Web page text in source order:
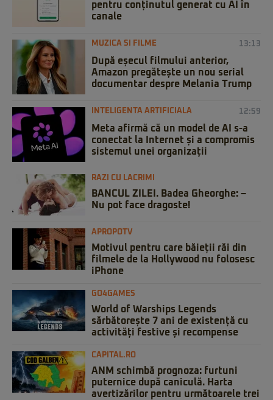
pentru conținutul generat cu AI în
canale
MUZICA SI FILME 13:13
După eșecul filmului anterior,
Amazon pregătește un nou serial
documentar despre Melania Trump
INTELIGENTA ARTIFICIALA 12:59
Meta afirmă că un model de AI s-a
conectat la Internet și a compromis
sistemul unei organizații
RAZI CU LACRIMI
BANCUL ZILEI. Badea Gheorghe: –
Nu pot face dragoste!
APROPOTV
Motivul pentru care băieții răi din
filmele de la Hollywood nu folosesc
iPhone
GO4GAMES
World of Warships Legends
sărbătorește 7 ani de existență cu
activități festive și recompense
CAPITAL.RO
ANM schimbă prognoza: furtuni
puternice după caniculă. Harta
avertizărilor pentru următoarele trei